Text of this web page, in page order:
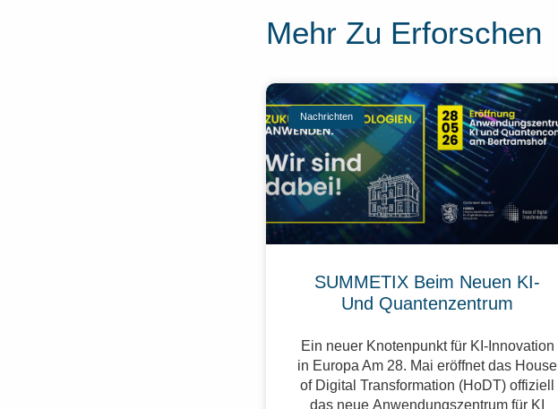
Mehr Zu Erforschen
Nachrichten
SUMMETIX Beim Neuen KI-
Und Quantenzentrum
Ein neuer Knotenpunkt für KI-Innovation
in Europa Am 28. Mai eröffnet das House
of Digital Transformation (HoDT) offiziell
das neue Anwendungszentrum für KI